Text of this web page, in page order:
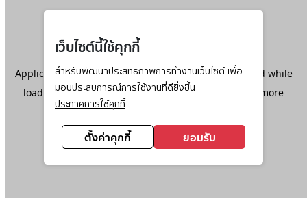
เว็บไซต์นี้ใช้คุกกี้
สำหรับพัฒนาประสิทธิภาพการทำงานเว็บไซต์ เพื่อ
มอบประสบการณ์การใช้งานที่ดียิ่งขึ้น
ประกาศการใช้คุกกี้
ตั้งค่าคุกกี้ ยอมรับ
Application error: aclient-side exception has occurred while
loadingwww.ktc.co.th(see the browser console
for more
information).